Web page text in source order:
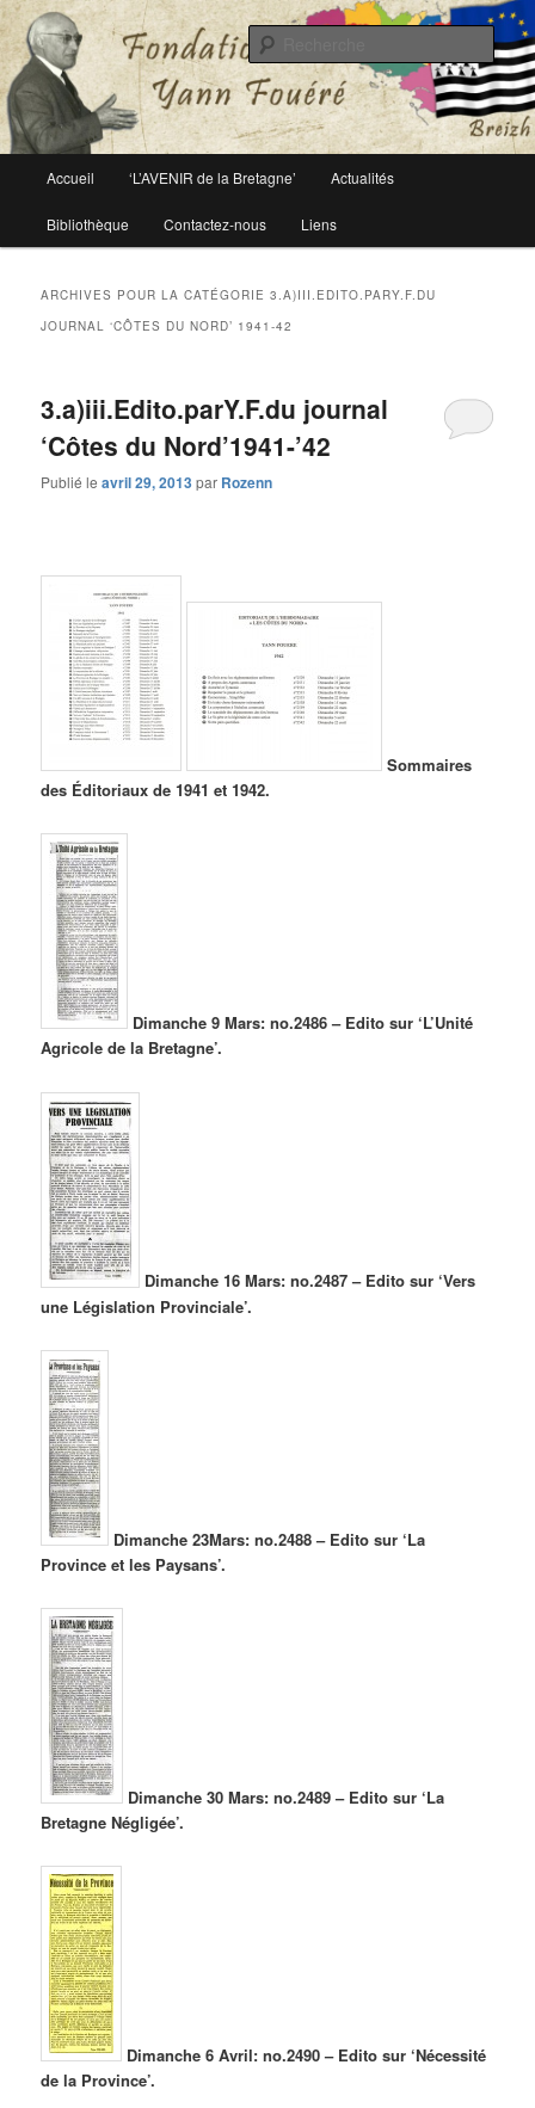
Fondation Yann Fouéré
Le site officiel de la fondation Yann Fouéré
principal
Aller
au
principal
Aller
au
secondaire
Accueil ‘L’AVENIR de la Bretagne’ Actualités
Bibliothèque Contactez-nous Liens
ARCHIVES POUR LA CATÉGORIE3.A)III.EDITO.PARY.F.DU
JOURNAL ‘CÔTES DU NORD’ 1941-42
3.a)iii.Edito.parY.F.du journal
‘Côtes du Nord’1941-’42
Publié leavril 29, 2013 par Rozenn
Sommaires
des Éditoriaux de 1941 et 1942.
Dimanche 9 Mars: no.2486 – Edito sur ‘L’Unité
Agricole de la Bretagne’.
Dimanche 16 Mars: no.2487 – Edito sur ‘Vers
une Législation Provinciale’.
Dimanche 23Mars: no.2488 – Edito sur ‘La
Province et les Paysans’.
Dimanche 30 Mars: no.2489 – Edito sur ‘La
Bretagne Négligée’.
Dimanche 6 Avril: no.2490 – Edito sur ‘Nécessité
de la Province’.